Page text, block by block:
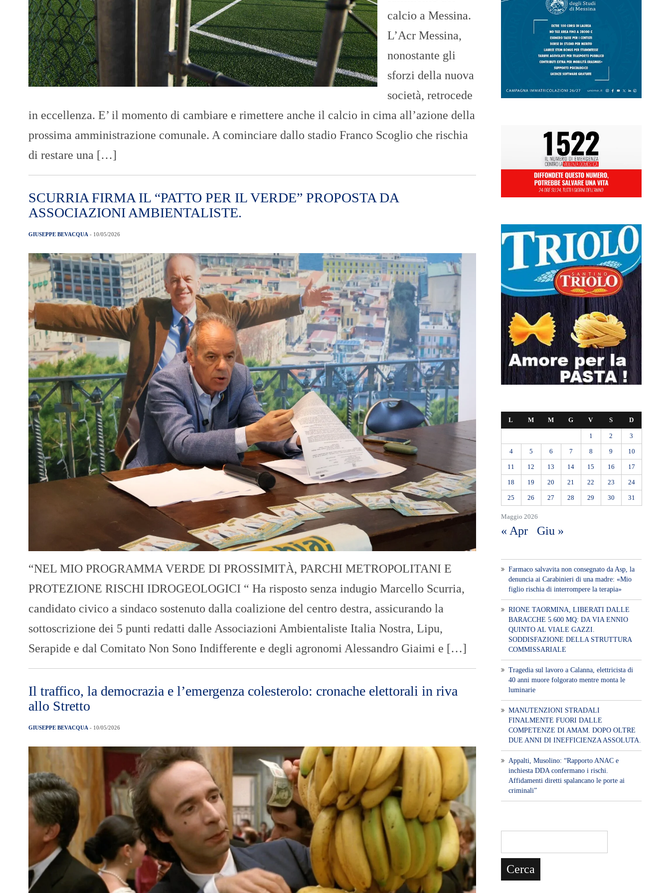
O
R
T
A
G
E
S
p
o
I
calcio a Messina.
L’Acr Messina,
nonostante gli
sforzi della nuova
società, retrocede
in eccellenza. E’ il momento di cambiare e rimettere anche il calcio in cima all’azione della
prossima amministrazione comunale. A cominciare dallo stadio Franco Scoglio che rischia
di restare una […]
SCURRIA FIRMA IL “PATTO PER IL VERDE” PROPOSTA DA
ASSOCIAZIONI AMBIENTALISTE.
GIUSEPPE BEVACQUA - 10/05/2026
“NEL MIO PROGRAMMA VERDE DI PROSSIMITÀ, PARCHI METROPOLITANI E
PROTEZIONE RISCHI IDROGEOLOGICI “ Ha risposto senza indugio Marcello Scurria,
candidato civico a sindaco sostenuto dalla coalizione del centro destra, assicurando la
sottoscrizione dei 5 punti redatti dalle Associazioni Ambientaliste Italia Nostra, Lipu,
Serapide e dal Comitato Non Sono Indifferente e degli agronomi Alessandro Giaimi e […]
Il traffico, la democrazia e l’emergenza colesterolo: cronache elettorali in riva
allo Stretto
GIUSEPPE BEVACQUA - 10/05/2026
Maggio 2026
L M M G V S D
1 2 3
4 5 6 7 8 9 10
11 12 13 14 15 16 17
18 19 20 21 22 23 24
25 26 27 28 29 30 31
« Apr Giu »
Farmaco salvavita non consegnato da Asp, la
denuncia ai Carabinieri di una madre: «Mio
figlio rischia di interrompere la terapia»
RIONE TAORMINA, LIBERATI DALLE
BARACCHE 5.600 MQ: DA VIA ENNIO
QUINTO AL VIALE GAZZI.
SODDISFAZIONE DELLA STRUTTURA
COMMISSARIALE
Tragedia sul lavoro a Calanna, elettricista di
40 anni muore folgorato mentre monta le
luminarie
MANUTENZIONI STRADALI
FINALMENTE FUORI DALLE
COMPETENZE DI AMAM. DOPO OLTRE
DUE ANNI DI INEFFICIENZA ASSOLUTA.
​Appalti, Musolino: “Rapporto ANAC e
inchiesta DDA confermano i rischi.
Affidamenti diretti spalancano le porte ai
criminali”